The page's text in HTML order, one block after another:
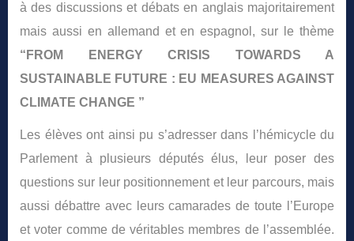
à des discussions et débats en anglais majoritairement
mais aussi en allemand et en espagnol, sur le thème
“FROM ENERGY CRISIS TOWARDS A
SUSTAINABLE FUTURE : EU MEASURES AGAINST
CLIMATE CHANGE ”
Les élèves ont ainsi pu s’adresser dans l’hémicycle du
Parlement à plusieurs députés élus, leur poser des
questions sur leur positionnement et leur parcours, mais
aussi débattre avec leurs camarades de toute l’Europe
et voter comme de véritables membres de l’assemblée.